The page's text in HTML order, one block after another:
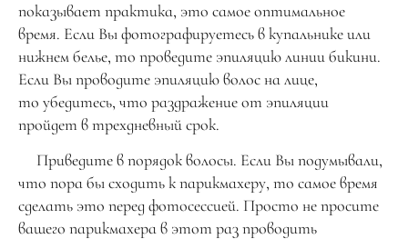
показывает практика, это самое оптимальное
время. Если Вы фотографируетесь в купальнике или
нижнем белье, то проведите эпиляцию линии бикини.
Если Вы проводите эпиляцию волос на лице,
то убедитесь, что раздражение от эпиляции
пройдет в трехдневный срок.
Приведите в порядок волосы. Если Вы подумывали,
что пора бы сходить к парикмахеру, то самое время
сделать это перед фотосессией. Просто не просите
вашего парикмахера в этот раз проводить